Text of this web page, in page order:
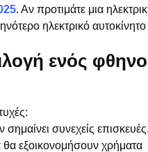
. Αν προτιμάτε μια
ηλεκτρικό
ενός
συνεχείς επισκευές.
θα εξοικονομήσουν χρήματα